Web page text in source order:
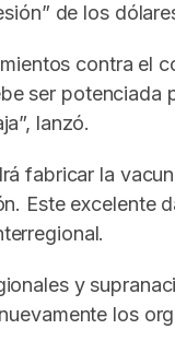
de los
contra el
ser
lanzó.
fabricar la
Este excelente
y
los